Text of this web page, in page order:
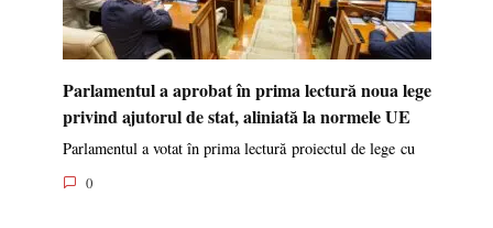
Parlamentul a aprobat în prima lectură noua lege
privind ajutorul de stat, aliniată la normele UE
Parlamentul a votat în prima lectură proiectul de lege cu
0